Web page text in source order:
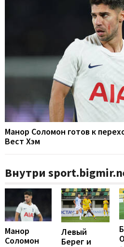
Манор Соломон готов к
Вест Хэм
Внутри
Манор
Соломон
Левый
Берег и